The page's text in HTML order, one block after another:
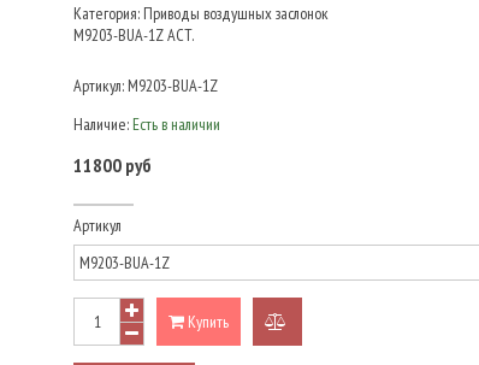
Категория: Приводы воздушных заслонок
M9203-BUA-1Z ACT.
Артикул: M9203-BUA-1Z
Наличие: Есть в наличии
11800 руб
Артикул
Купить